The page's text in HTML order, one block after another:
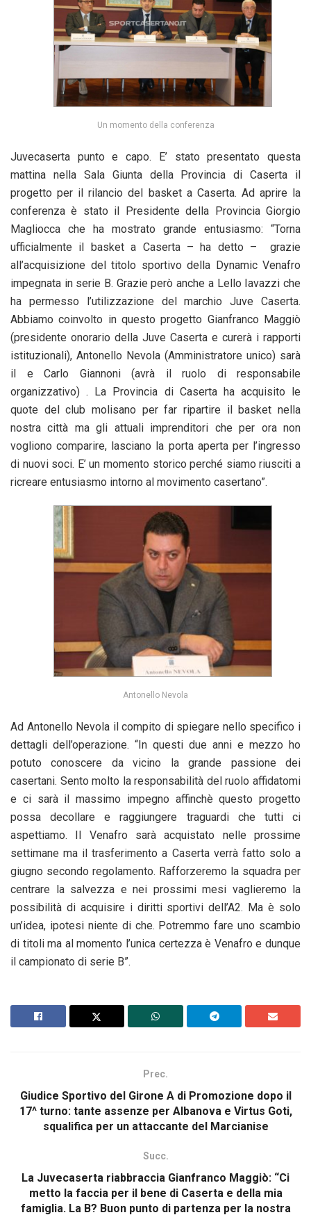
Un momento della conferenza
Juvecaserta punto e capo. E’ stato presentato questa
mattina nella Sala Giunta della Provincia di Caserta il
progetto per il rilancio del basket a Caserta. Ad aprire la
conferenza è stato il Presidente della Provincia Giorgio
Magliocca che ha mostrato grande entusiasmo: “Torna
ufficialmente il basket a Caserta – ha detto – grazie
all’acquisizione del titolo sportivo della Dynamic Venafro
impegnata in serie B. Grazie però anche a Lello Iavazzi che
ha permesso l’utilizzazione del marchio Juve Caserta.
Abbiamo coinvolto in questo progetto Gianfranco Maggiò
(presidente onorario della Juve Caserta e curerà i rapporti
istituzionali), Antonello Nevola (Amministratore unico) sarà
il e Carlo Giannoni (avrà il ruolo di responsabile
organizzativo) . La Provincia di Caserta ha acquisito le
quote del club molisano per far ripartire il basket nella
nostra città ma gli attuali imprenditori che per ora non
vogliono comparire, lasciano la porta aperta per l’ingresso
di nuovi soci. E’ un momento storico perché siamo riusciti a
ricreare entusiasmo intorno al movimento casertano”.
Antonello Nevola
Ad Antonello Nevola il compito di spiegare nello specifico i
dettagli dell’operazione. “In questi due anni e mezzo ho
potuto conoscere da vicino la grande passione dei
casertani. Sento molto la responsabilità del ruolo affidatomi
e ci sarà il massimo impegno affinchè questo progetto
possa decollare e raggiungere traguardi che tutti ci
aspettiamo. Il Venafro sarà acquistato nelle prossime
settimane ma il trasferimento a Caserta verrà fatto solo a
giugno secondo regolamento. Rafforzeremo la squadra per
centrare la salvezza e nei prossimi mesi vaglieremo la
possibilità di acquisire i diritti sportivi dell’A2. Ma è solo
un’idea, ipotesi niente di che. Potremmo fare uno scambio
di titoli ma al momento l’unica certezza è Venafro e dunque
il campionato di serie B”.
Prec.
Giudice Sportivo del Girone A di Promozione dopo il
17^ turno: tante assenze per Albanova e Virtus Goti,
squalifica per un attaccante del Marcianise
Succ.
La Juvecaserta riabbraccia Gianfranco Maggiò: “Ci
metto la faccia per il bene di Caserta e della mia
famiglia. La B? Buon punto di partenza per la nostra